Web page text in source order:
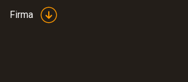
Firma